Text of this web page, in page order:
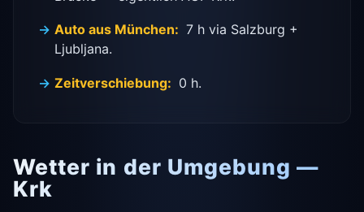
Auto aus München: 7 h via Salzburg +
Ljubljana.
Zeitverschiebung: 0 h.
Wetter in der Umgebung —
Krk